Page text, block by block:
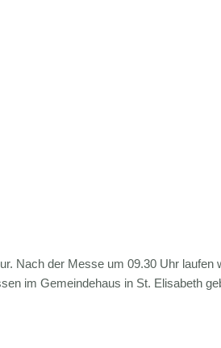
Nach der Messe um 09.30 Uhr
im Gemeindehaus in St. Elisabeth